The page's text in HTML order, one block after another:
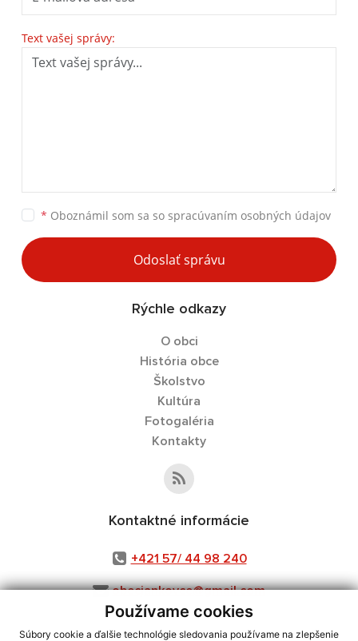
Používame cookies
Súbory cookie a ďalšie technológie sledovania používame na zlepšenie
Text vašej správy:
* Oboznámil som sa so spracúvaním osobných údajov
Odoslať správu
Rýchle odkazy
O obci
História obce
Školstvo
Kultúra
Fotogaléria
Kontakty
Kontaktné informácie
+421 57/ 44 98 240
obecjankovce@gmail.com